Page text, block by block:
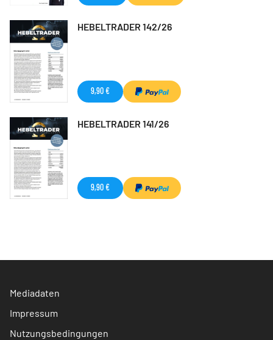
HEBELTRADER 142/26
9,90 €
HEBELTRADER 141/26
9,90 €
Mediadaten
Impressum
Nutzungsbedingungen